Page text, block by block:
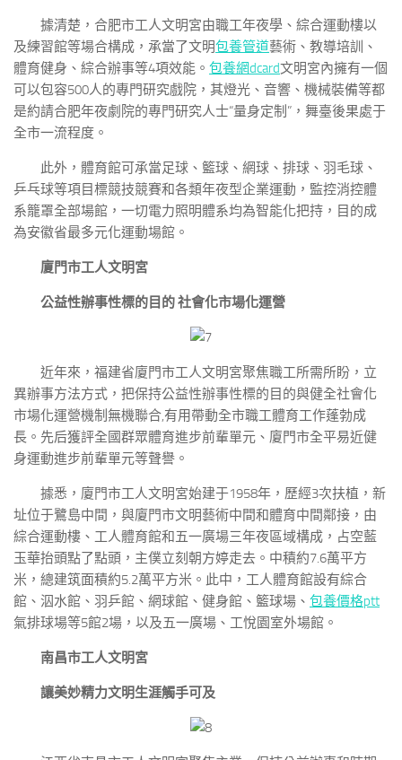
據清楚，合肥市工人文明宮由職工年夜學、綜合運動樓以
及練習館等場合構成，承當了文明包養管道藝術、教導培訓、
體育健身、綜合辦事等4項效能。 包養網dcard文明宮內擁有一個
可以包容500人的專門研究戲院，其燈光、音響、機械裝備等都
是約請合肥年夜劇院的專門研究人士“量身定制”，舞臺後果處于
全市一流程度。
此外，體育館可承當足球、籃球、網球、排球、羽毛球、
乒乓球等項目標競技競賽和各類年夜型企業運動，監控消控體
系籠罩全部場館，一切電力照明體系均為智能化把持，目的成
為安徽省最多元化運動場館。
廈門市工人文明宮
公益性辦事性標的目的 社會化市場化運營
近年來，福建省廈門市工人文明宮聚焦職工所需所盼，立
異辦事方法方式，把保持公益性辦事性標的目的與健全社會化
市場化運營機制無機聯合,有用帶動全市職工體育工作蓬勃成
長。先后獲評全國群眾體育進步前輩單元、廈門市全平易近健
身運動進步前輩單元等聲譽。
據悉，廈門市工人文明宮始建于1958年，歷經3次扶植，新
址位于鷺島中間，與廈門市文明藝術中間和體育中間鄰接，由
綜合運動樓、工人體育館和五一廣場三年夜區域構成，占空藍
玉華抬頭點了點頭，主僕立刻朝方婷走去。中積約7.6萬平方
米，總建筑面積約5.2萬平方米。此中，工人體育館設有綜合
館、泅水館、羽乒館、網球館、健身館、籃球場、 包養價格ptt
氣排球場等5館2場，以及五一廣場、工悅園室外場館。
南昌市工人文明宮
讓美妙精力文明生涯觸手可及